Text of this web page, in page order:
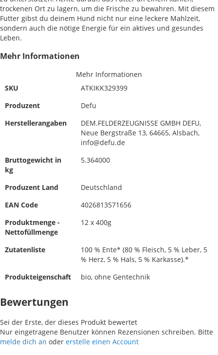
trockenen Ort zu lagern, um die Frische zu bewahren. Mit diesem
Futter gibst du deinem Hund nicht nur eine leckere Mahlzeit,
sondern auch die nötige Energie für ein aktives und gesundes
Leben.
Mehr Informationen
Mehr Informationen
SKU
ATKIKK329399
Produzent
Defu
Herstellerangaben
DEM.FELDERZEUGNISSE GMBH DEFU,
Neue Bergstraße 13, 64665, Alsbach,
info@defu.de
Bruttogewicht in
kg
5.364000
Produzent Land
Deutschland
EAN Code
4026813571656
Produktmenge -
Nettofüllmenge
12 x 400g
Zutatenliste
100 % Ente* (80 % Fleisch, 5 % Leber, 5
% Herz, 5 % Hals, 5 % Karkasse).*
Produkteigenschaft
bio, ohne Gentechnik
Bewertungen
Sei der Erste, der dieses Produkt bewertet
Nur eingetragene Benutzer können Rezensionen schreiben. Bitte
melde dich an oder erstelle einen Account